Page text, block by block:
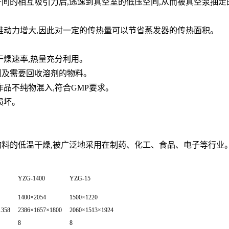
的相互吸引力后,逃逸到真空室的低压空间,从而被真空泵抽走
力增大,因此对一定的传热量可以节省蒸发器的传热面积。
速率,热量充分利用。
需要回收溶剂的物料。
不纯物混入,符合GMP要求。
。
低温干燥,被广泛地采用在制药、化工、食品、电子等行业。
YZG-1400 YZG-15
1400×2054
1500×1220
2386×1657×1800
2060×1513×1924
8
8